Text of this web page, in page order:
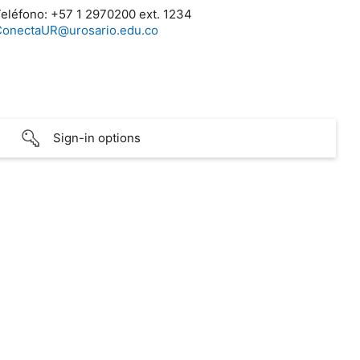
+57 1 2970200 ext. 1234
Sign-in options